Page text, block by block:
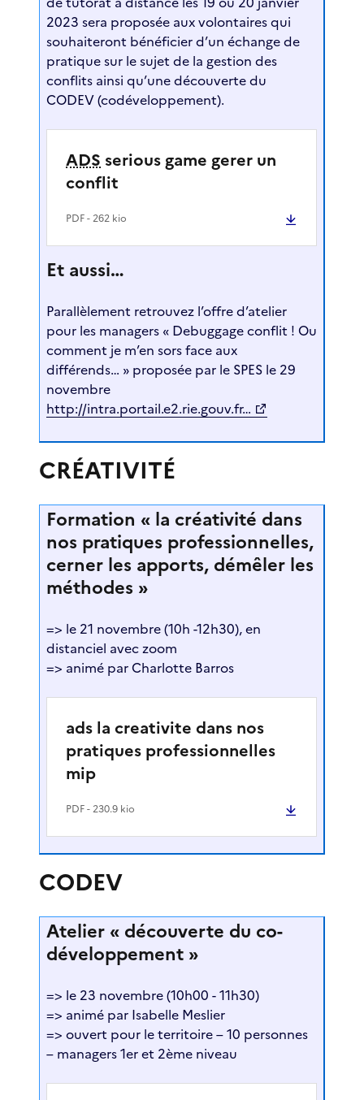
2023 sera proposée aux volontaires qui
souhaiteront bénéficier d’un échange de
pratique sur le sujet de la gestion des
conflits ainsi qu’une découverte du
CODEV (codéveloppement).
ADS serious game gerer un
conflit
PDF- 262 kio
Et aussi…
Parallèlement retrouvez l’offre d’atelier
pour les managers « Debuggage conflit ! Ou
comment je m’en sors face aux
différends… » proposée par le SPES le 29
novembre
http://intra.portail.e2.rie.gouv.fr…
CRÉATIVITÉ
Formation « la créativité dans
nos pratiques professionnelles,
cerner les apports, démêler les
méthodes »
=> le 21 novembre (10h -12h30), en
distanciel avec zoom
=> animé par Charlotte Barros
ads la creativite dans nos
pratiques professionnelles
mip
PDF- 230.9 kio
CODEV
Atelier « découverte du co-
développement »
=> le 23 novembre (10h00 - 11h30)
=> animé par Isabelle Meslier
=> ouvert pour le territoire – 10 personnes
– managers 1er et 2ème niveau